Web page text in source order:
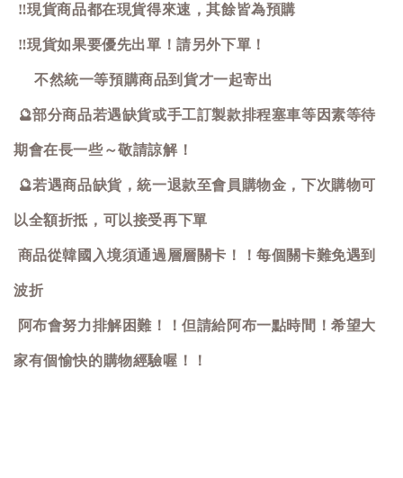
‼️現貨商品都在現貨得來速，其餘皆為預購
‼️現貨如果要優先出單！請另外下單！
不然統一等預購商品到貨才一起寄出
🔮部分商品若遇缺貨或手工訂製款排程塞車等因素等待
期會在長一些～敬請諒解！
🔮若遇商品缺貨，統一退款至會員購物金，下次購物可
以全額折抵，可以接受再下單
商品從韓國入境須通過層層關卡！！每個關卡難免遇到
波折
阿布會努力排解困難！！但請給阿布一點時間！希望大
家有個愉快的購物經驗喔！！